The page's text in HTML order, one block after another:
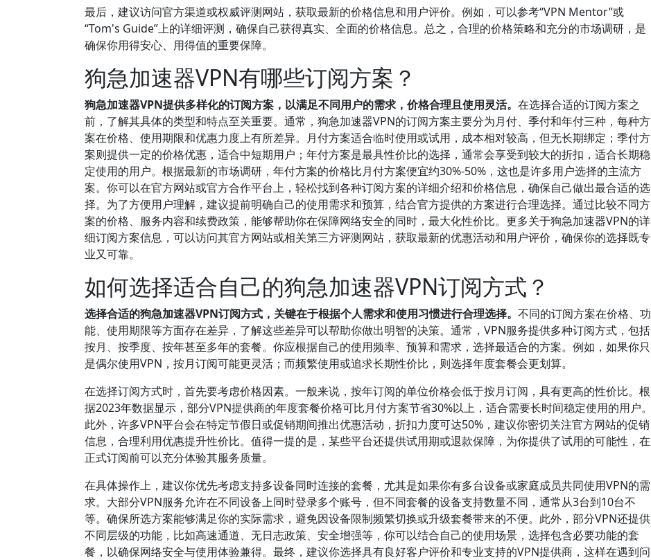
最后，建议访问官方渠道或权威评测网站，获取最新的价格信息和用户评价。例如，可以参考“VPN Mentor”或
“Tom's Guide”上的详细评测，确保自己获得真实、全面的价格信息。总之，合理的价格策略和充分的市场调研，是
确保你用得安心、用得值的重要保障。
狗急加速器VPN有哪些订阅方案？
狗急加速器VPN提供多样化的订阅方案，以满足不同用户的需求，价格合理且使用灵活。 在选择合适的订阅方案之
前，了解其具体的类型和特点至关重要。通常，狗急加速器VPN的订阅方案主要分为月付、季付和年付三种，每种方
案在价格、使用期限和优惠力度上有所差异。月付方案适合临时使用或试用，成本相对较高，但无长期绑定；季付方
案则提供一定的价格优惠，适合中短期用户；年付方案是最具性价比的选择，通常会享受到较大的折扣，适合长期稳
定使用的用户。根据最新的市场调研，年付方案的价格比月付方案便宜约30%-50%，这也是许多用户选择的主流方
案。你可以在官方网站或官方合作平台上，轻松找到各种订阅方案的详细介绍和价格信息，确保自己做出最合适的选
择。为了方便用户理解，建议提前明确自己的使用需求和预算，结合官方提供的方案进行合理选择。通过比较不同方
案的价格、服务内容和续费政策，能够帮助你在保障网络安全的同时，最大化性价比。更多关于狗急加速器VPN的详
细订阅方案信息，可以访问其官方网站或相关第三方评测网站，获取最新的优惠活动和用户评价，确保你的选择既专
业又可靠。
如何选择适合自己的狗急加速器VPN订阅方式？
选择合适的狗急加速器VPN订阅方式，关键在于根据个人需求和使用习惯进行合理选择。 不同的订阅方案在价格、功
能、使用期限等方面存在差异，了解这些差异可以帮助你做出明智的决策。通常，VPN服务提供多种订阅方式，包括
按月、按季度、按年甚至多年的套餐。你应根据自己的使用频率、预算和需求，选择最适合的方案。例如，如果你只
是偶尔使用VPN，按月订阅可能更灵活；而频繁使用或追求长期性价比，则选择年度套餐会更划算。
在选择订阅方式时，首先要考虑价格因素。一般来说，按年订阅的单位价格会低于按月订阅，具有更高的性价比。根
据2023年数据显示，部分VPN提供商的年度套餐价格可比月付方案节省30%以上，适合需要长时间稳定使用的用户。
此外，许多VPN平台会在特定节假日或促销期间推出优惠活动，折扣力度可达50%，建议你密切关注官方网站的促销
信息，合理利用优惠提升性价比。值得一提的是，某些平台还提供试用期或退款保障，为你提供了试用的可能性，在
正式订阅前可以充分体验其服务质量。
在具体操作上，建议你优先考虑支持多设备同时连接的套餐，尤其是如果你有多台设备或家庭成员共同使用VPN的需
求。大部分VPN服务允许在不同设备上同时登录多个账号，但不同套餐的设备支持数量不同，通常从3台到10台不
等。确保所选方案能够满足你的实际需求，避免因设备限制频繁切换或升级套餐带来的不便。此外，部分VPN还提供
不同层级的功能，比如高速通道、无日志政策、安全增强等，你可以结合自己的使用场景，选择包含必要功能的套
餐，以确保网络安全与使用体验兼得。最终，建议你选择具有良好客户评价和专业支持的VPN提供商，这样在遇到问